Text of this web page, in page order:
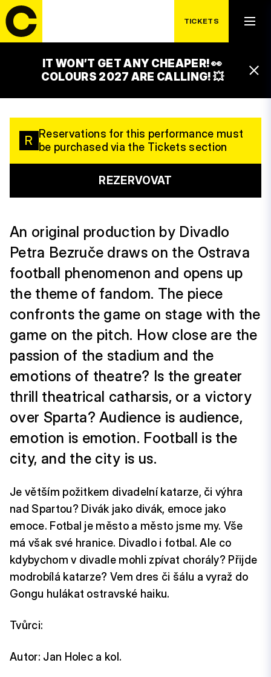
TICKETS
IT WON’T GET ANY CHEAPER! 👀
COLOURS 2027 ARE CALLING! 💥
BEZRUČE BANÍČEK
ALE, ALE, ALE
18:00 – 20:00
VÍTKOVICE GONG STAGE
R
Reservations for this performance must
be purchased via the Tickets section
REZERVOVAT
An original production by Divadlo
Petra Bezruče draws on the Ostrava
football phenomenon and opens up
the theme of fandom. The piece
confronts the game on stage with the
game on the pitch. How close are the
passion of the stadium and the
emotions of theatre? Is the greater
thrill theatrical catharsis, or a victory
over Sparta? Audience is audience,
emotion is emotion. Football is the
city, and the city is us.
Je větším požitkem divadelní katarze, či výhra
nad Spartou? Divák jako divák, emoce jako
emoce. Fotbal je město a město jsme my. Vše
má však své hranice. Divadlo i fotbal. Ale co
kdybychom v divadle mohli zpívat chorály? Přijde
modrobílá katarze? Vem dres či šálu a vyraž do
Gongu hulákat ostravské haiku.
Tvůrci:
Autor: Jan Holec a kol.